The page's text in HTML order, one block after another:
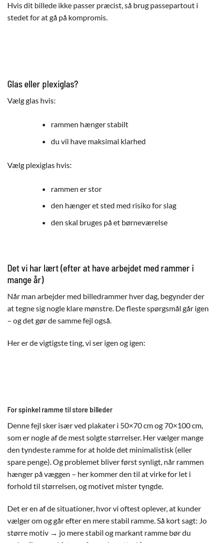
Hvis dit billede ikke passer præcist, så brug passepartout i
stedet for at gå på kompromis.
Glas eller plexiglas?
Vælg glas hvis:
rammen hænger stabilt
du vil have maksimal klarhed
Vælg plexiglas hvis:
rammen er stor
den hænger et sted med risiko for slag
den skal bruges på et børneværelse
Det vi har lært (efter at have arbejdet med rammer i
mange år)
Når man arbejder med billedrammer hver dag, begynder der
at tegne sig nogle klare mønstre. De fleste spørgsmål går igen
– og det gør de samme fejl også.
Her er de vigtigste ting, vi ser igen og igen:
For spinkel ramme til store billeder
Denne fejl sker især ved plakater i 50×70 cm og 70×100 cm,
som er nogle af de mest solgte størrelser. Her vælger mange
den tyndeste ramme for at holde det minimalistisk (eller
spare penge). Og problemet bliver først synligt, når rammen
hænger på væggen – her kommer den til at virke for let i
forhold til størrelsen, og motivet mister tyngde.
Det er en af de situationer, hvor vi oftest oplever, at kunder
vælger om og går efter en mere stabil ramme. Så kort sagt: Jo
større motiv → jo mere stabil og markant ramme bør du